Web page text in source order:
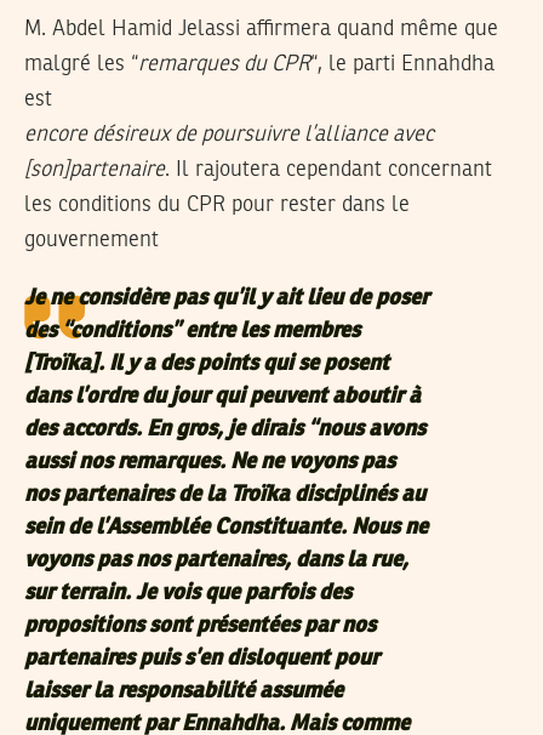
M. Abdel Hamid Jelassi affirmera quand même que
malgré les “remarques du CPR“, le parti Ennahdha
est
encore désireux de poursuivre l’alliance avec
[son]partenaire. Il rajoutera cependant concernant
les conditions du CPR pour rester dans le
gouvernement
Je ne considère pas qu’il y ait lieu de poser
des “conditions” entre les membres
[Troïka]. Il y a des points qui se posent
dans l’ordre du jour qui peuvent aboutir à
des accords. En gros, je dirais “nous avons
aussi nos remarques. Ne ne voyons pas
nos partenaires de la Troïka disciplinés au
sein de l’Assemblée Constituante. Nous ne
voyons pas nos partenaires, dans la rue,
sur terrain. Je vois que parfois des
propositions sont présentées par nos
partenaires puis s’en disloquent pour
laisser la responsabilité assumée
uniquement par Ennahdha. Mais comme